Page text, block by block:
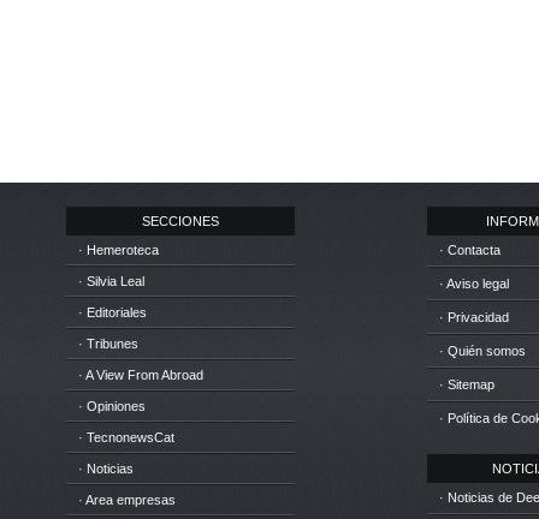
SECCIONES
· Hemeroteca
· Silvia Leal
· Editoriales
· Tribunes
· A View From Abroad
· Opiniones
· TecnonewsCat
· Noticias
· Area empresas
· Contacta
· Aviso legal
· Privacidad
· Quién somos
· Sitemap
· Política de
· Noticias de